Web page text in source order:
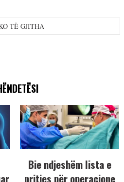
TË GJITHA
Bie ndjeshëm lista e
pritjes për operacione